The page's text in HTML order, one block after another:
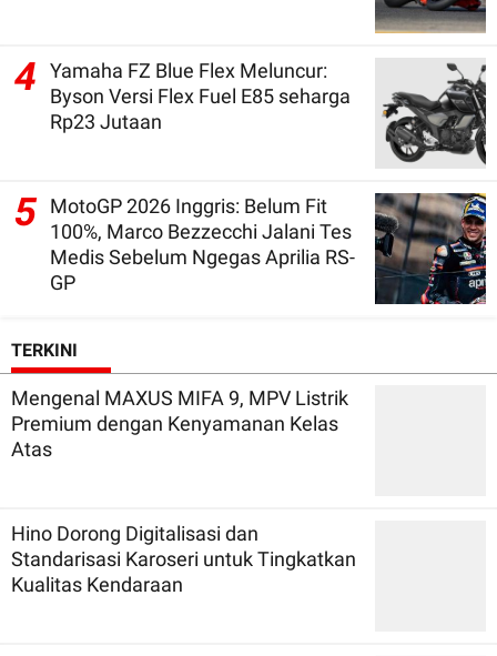
4
Yamaha FZ Blue Flex Meluncur:
Byson Versi Flex Fuel E85 seharga
Rp23 Jutaan
5 MotoGP 2026 Inggris: Belum Fit
100%, Marco Bezzecchi Jalani Tes
Medis Sebelum Ngegas Aprilia RS-
GP
TERKINI
Mengenal MAXUS MIFA 9, MPV Listrik
Premium dengan Kenyamanan Kelas
Atas
Hino Dorong Digitalisasi dan
Standarisasi Karoseri untuk Tingkatkan
Kualitas Kendaraan